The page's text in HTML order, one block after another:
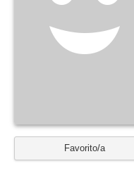
Favorito/a